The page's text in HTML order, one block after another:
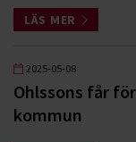
LÄS MER
2025-05-08
Ohlssons får
kommun